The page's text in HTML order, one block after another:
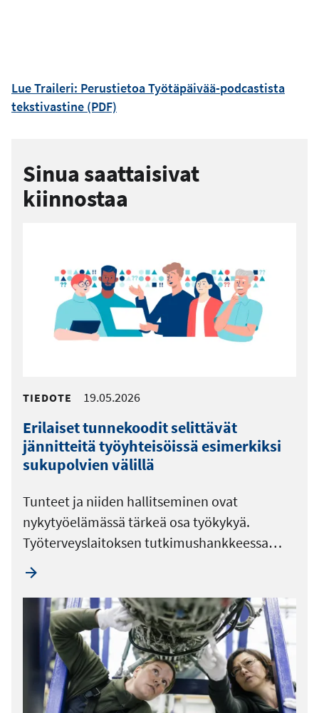
Lue Traileri: Perustietoa Työtäpäivää-podcastista
tekstivastine (PDF)
Sinua saattaisivat
kiinnostaa
TIEDOTE 19.05.2026
Erilaiset tunnekoodit selittävät
jännitteitä työyhteisöissä esimerkiksi
sukupolvien välillä
Tunteet ja niiden hallitseminen ovat
nykytyöelämässä tärkeä osa työkykyä.
Työterveyslaitoksen tutkimushankkeessa…